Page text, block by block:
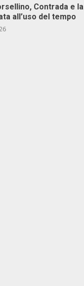
Contrada e la
all’uso del tempo